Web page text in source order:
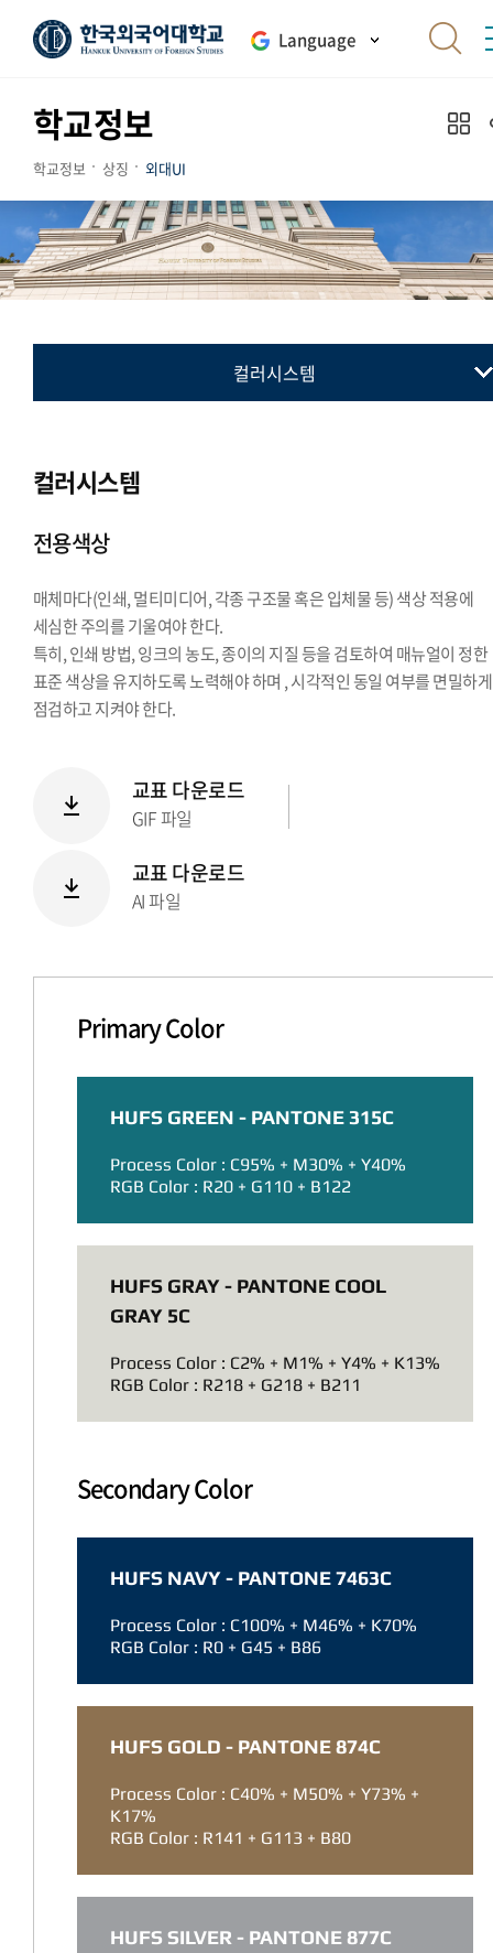
Language
학교정보
학교정보 상징 외대UI
컬러시스템
전용서체
캐릭터
컬러시스템
전용색상
매체마다(인쇄, 멀티미디어, 각종 구조물 혹은 입체물 등) 색상 적용에
세심한 주의를 기울여야 한다.
특히, 인쇄 방법, 잉크의 농도, 종이의 지질 등을 검토하여 매뉴얼이 정한
표준 색상을 유지하도록 노력해야 하며 , 시각적인 동일 여부를 면밀하게
점검하고 지켜야 한다.
교표 다운로드
GIF 파일
교표 다운로드
AI 파일
Primary Color
HUFS GREEN - PANTONE 315C
Process Color : C95% + M30% + Y40%
RGB Color : R20 + G110 + B122
HUFS GRAY - PANTONE COOL
GRAY 5C
Process Color : C2% + M1% + Y4% + K13%
RGB Color : R218 + G218 + B211
Secondary Color
HUFS NAVY - PANTONE 7463C
Process Color : C100% + M46% + K70%
RGB Color : R0 + G45 + B86
HUFS GOLD - PANTONE 874C
Process Color : C40% + M50% + Y73% +
K17%
RGB Color : R141 + G113 + B80
HUFS SILVER - PANTONE 877C